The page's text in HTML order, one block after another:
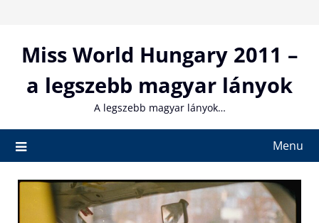
contentMiss World Hungary 2011 –
a legszebb magyar lányok
A legszebb magyar lányok…
Menu